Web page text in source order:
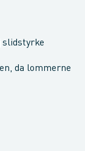
slidstyrke
da lommerne